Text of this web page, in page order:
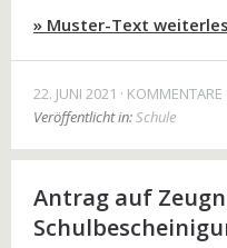
» Muster-Text
22. JUNI 2021
KOMMENTARE
Veröffentlicht in:Schule
Antrag auf